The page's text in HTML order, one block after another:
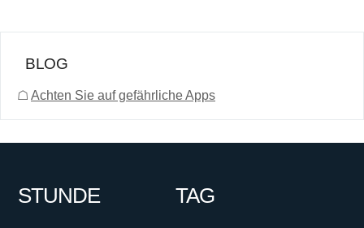
BLOG
☖ Achten Sie auf gefährliche Apps
STUNDE TAG